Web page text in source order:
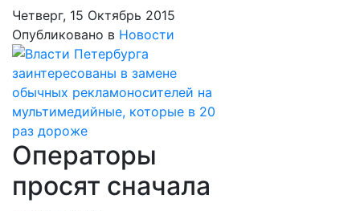
Четверг, 15 Октябрь 2015
Опубликовано в Новости
Операторы
просят сначала